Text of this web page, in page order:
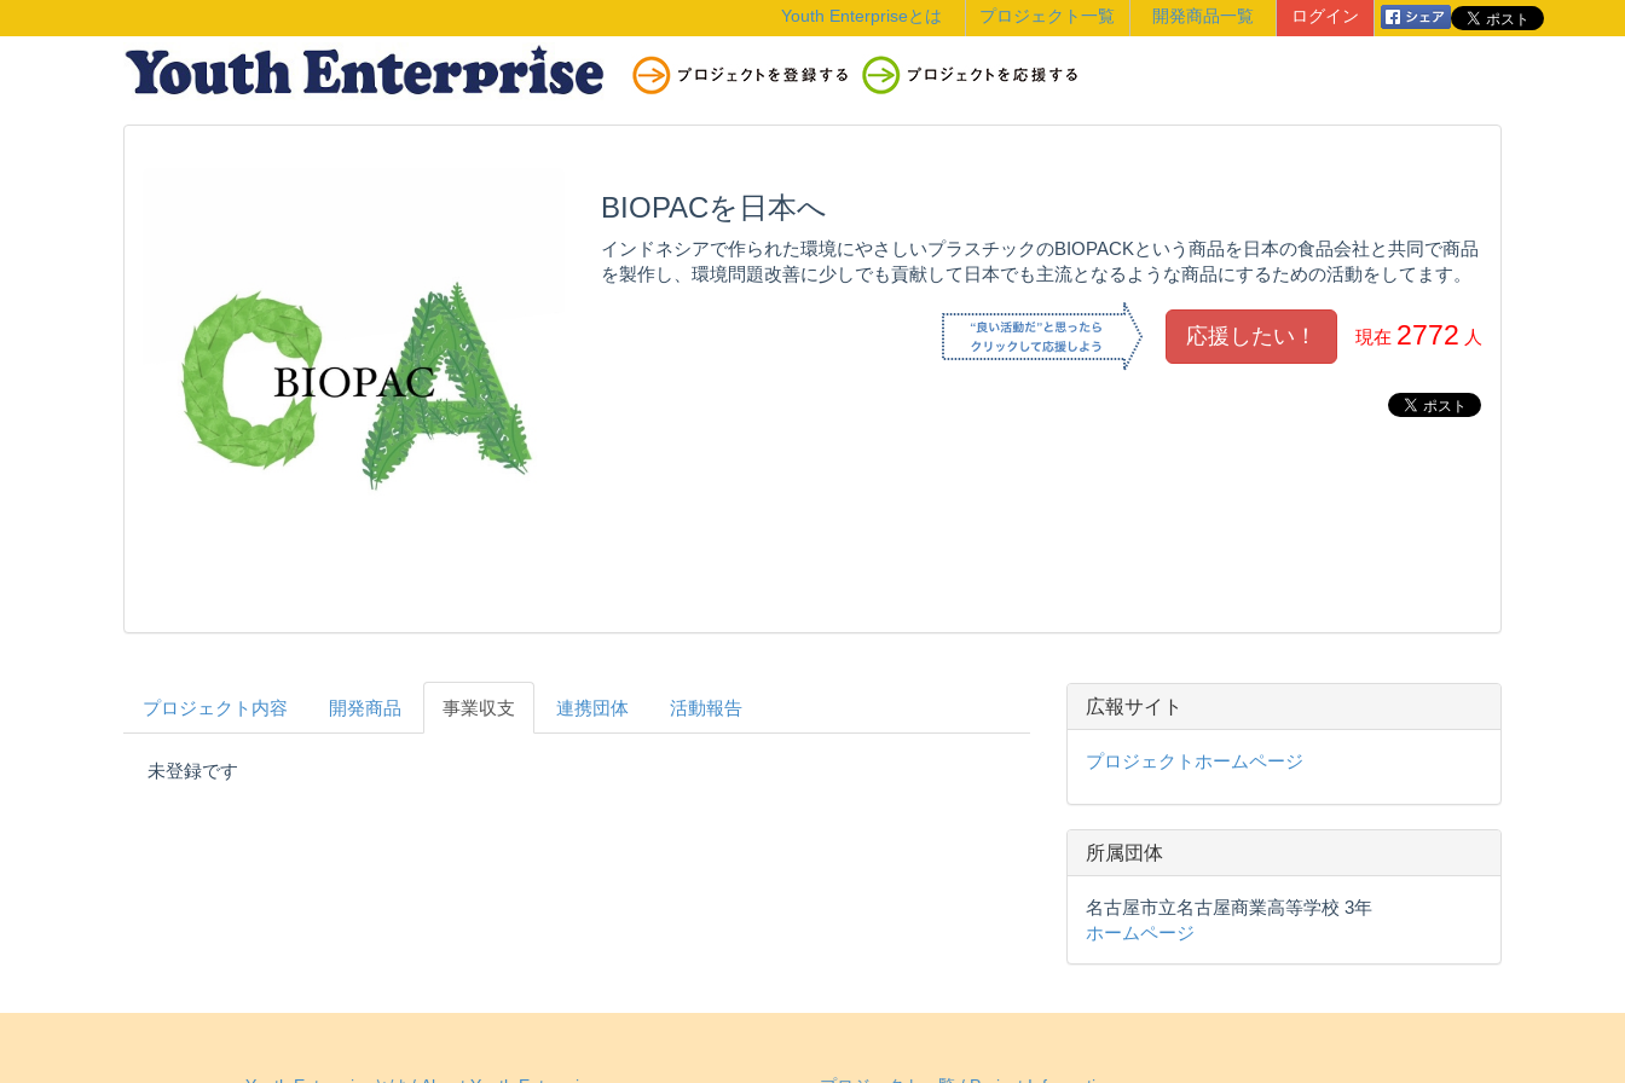
ログイン
開発商品一覧
プロジェクト一覧
Youth Enterpriseとは
BIOPACを日本へ
インドネシアで作られた環境にやさしいプラスチックのBIOPACKという商品を日本の食品会社と共同で商品
を製作し、環境問題改善に少しでも貢献して日本でも主流となるような商品にするための活動をしてます。
現在 2772 人
プロジェクト内容 開発商品 事業収支 連携団体 活動報告
未登録です
広報サイト
プロジェクトホームページ
所属団体
名古屋市立名古屋商業高等学校 3年
ホームページ